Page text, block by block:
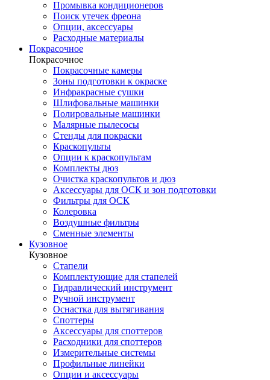
Промывка кондиционеров
Поиск утечек фреона
Опции, аксессуары
Расходные материалы
Покрасочное
Покрасочное
Покрасочные камеры
Зоны подготовки к окраске
Инфракрасные сушки
Шлифовальные машинки
Полировальные машинки
Малярные пылесосы
Стенды для покраски
Краскопульты
Опции к краскопультам
Комплекты дюз
Очистка краскопультов и дюз
Аксессуары для ОСК и зон подготовки
Фильтры для ОСК
Колеровка
Воздушные фильтры
Сменные элементы
Кузовное
Кузовное
Стапели
Комплектующие для стапелей
Гидравлический инструмент
Ручной инструмент
Оснастка для вытягивания
Споттеры
Аксессуары для споттеров
Расходники для споттеров
Измерительные системы
Профильные линейки
Опции и аксессуары